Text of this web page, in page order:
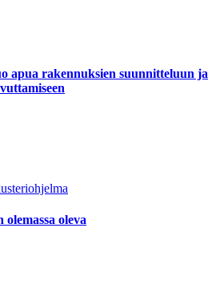
apua rakennuksien suunnitteluun ja
oleva